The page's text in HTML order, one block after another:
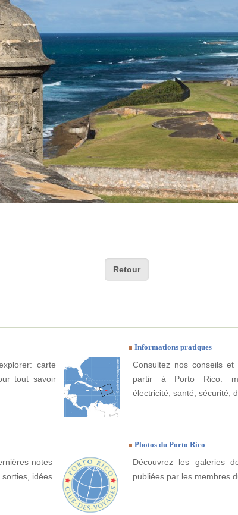
Retour
carte
tout savoir
Informations pratiques
Consultez nos conseils
partir à Porto Rico:
électricité, santé, sécurité,
notes
idées
Photos du Porto Rico
Découvrez les galeries
publiées par les membres